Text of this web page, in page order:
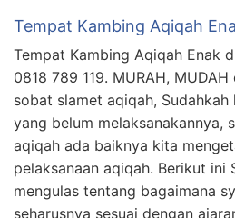
Tempat Kambing Aqiqah
Tempat Kambing Aqiqah Enak
0818 789 119. MURAH,
sobat slamet aqiqah,
yang belum melaksanakannya,
aqiqah ada baiknya kita
pelaksanaan aqiqah. Berikut ini
mengulas tentang bagaimana
seharusnya sesuai dengan